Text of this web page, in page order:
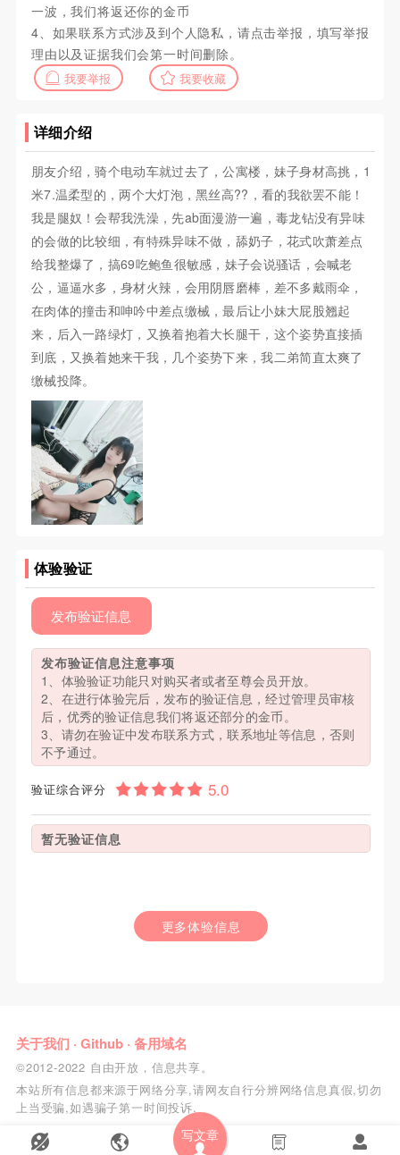
写文章
一波，我们将返还你的金币
4、如果联系方式涉及到个人隐私，请点击举报，填写举报
理由以及证据我们会第一时间删除。
我要举报 我要收藏
详细介绍
朋友介绍，骑个电动车就过去了，公寓楼，妹子身材高挑，1
米7.温柔型的，两个大灯泡，黑丝高??，看的我欲罢不能！
我是腿奴！会帮我洗澡，先ab面漫游一遍，毒龙钻没有异味
的会做的比较细，有特殊异味不做，舔奶子，花式吹萧差点
给我整爆了，搞69吃鲍鱼很敏感，妹子会说骚话，会喊老
公，逼逼水多，身材火辣，会用阴唇磨棒，差不多戴雨伞，
在肉体的撞击和呻吟中差点缴械，最后让小妹大屁股翘起
来，后入一路绿灯，又换着抱着大长腿干，这个姿势直接插
到底，又换着她来干我，几个姿势下来，我二弟简直太爽了
缴械投降。
体验验证
发布验证信息
发布验证信息注意事项
1、体验验证功能只对购买者或者至尊会员开放。
2、在进行体验完后，发布的验证信息，经过管理员审核
后，优秀的验证信息我们将返还部分的金币。
3、请勿在验证中发布联系方式，联系地址等信息，否则
不予通过。
验证综合评分
暂无验证信息
更多体验信息
关于我们 · Github· 备用域名
©2012-2022 自由开放，信息共享。
本站所有信息都来源于网络分享,请网友自行分辨网络信息真假,切勿
上当受骗,如遇骗子第一时间投诉.